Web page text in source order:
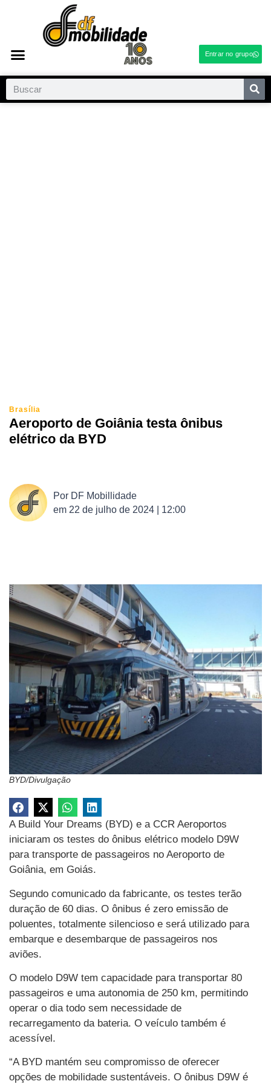
Entrar no grupo
Brasília
Aeroporto de Goiânia testa ônibus
elétrico da BYD
Por DF Mobillidade
em 22 de julho de 2024 | 12:00
BYD/Divulgação
A Build Your Dreams (BYD) e a CCR Aeroportos
iniciaram os testes do ônibus elétrico modelo D9W
para transporte de passageiros no Aeroporto de
Goiânia, em Goiás.
Segundo comunicado da fabricante, os testes terão
duração de 60 dias. O ônibus é zero emissão de
poluentes, totalmente silencioso e será utilizado para
embarque e desembarque de passageiros nos
aviões.
O modelo D9W tem capacidade para transportar 80
passageiros e uma autonomia de 250 km, permitindo
operar o dia todo sem necessidade de
recarregamento da bateria. O veículo também é
acessível.
“A BYD mantém seu compromisso de oferecer
opções de mobilidade sustentáveis. O ônibus D9W é